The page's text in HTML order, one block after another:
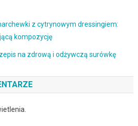
z cytrynowym dressingiem:
kompozycję
na zdrową i odżywczą surówkę